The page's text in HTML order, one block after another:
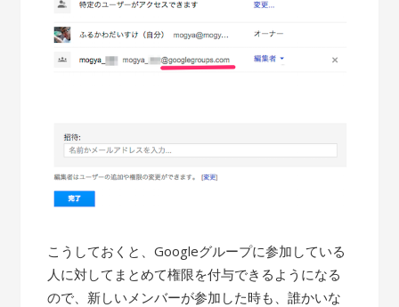
こうしておくと、Googleグループに参加している
人に対してまとめて権限を付与できるようになる
ので、新しいメンバーが参加した時も、誰かいな